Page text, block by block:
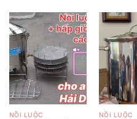
NỒI LUỘC NỒI LUỘC